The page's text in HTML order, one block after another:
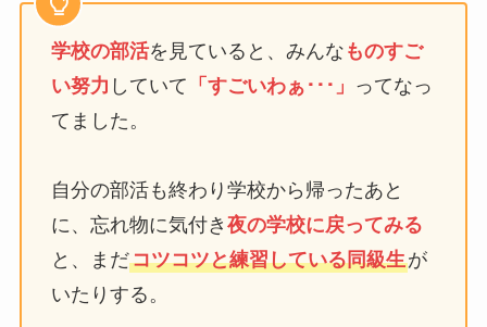
学校の部活を見ていると、みんな ものすご
い努力 していて 「すごいわぁ･･･」 ってなっ
てました。
自分の部活も終わり学校から帰ったあと
に、忘れ物に気付き 夜の学校に戻ってみる
と、まだコツコツと練習している同級生が
いたりする。